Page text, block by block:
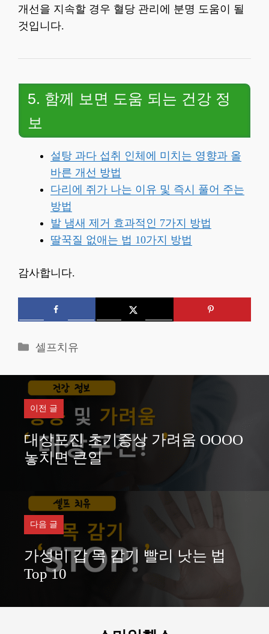
개선을 지속할 경우 혈당 관리에 분명 도움이 될
것입니다.
5. 함께 보면 도움 되는 건강 정
보
설탕 과다 섭취 인체에 미치는 영향과 올
바른 개선 방법
다리에 쥐가 나는 이유 및 즉시 풀어 주는
방법
발 냄새 제거 효과적인 7가지 방법
딸꾹질 없애는 법 10가지 방법
감사합니다.
카
고
리
셀프치유
이전 글
대상포진 초기증상 가려움 OOOO
놓치면 큰일
다음 글
가성비 갑 목 감기 빨리 낫는 법
Top 10